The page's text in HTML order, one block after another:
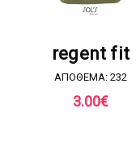
regent fit
ΑΠΟΘΕΜΑ: 232
3.00€